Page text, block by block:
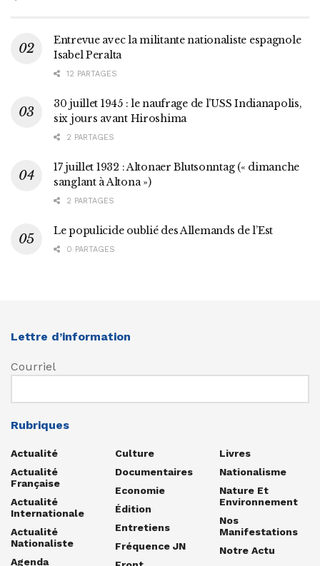
Entrevue avec la militante nationaliste espagnole
Isabel Peralta
12 PARTAGES
30 juillet 1945 : le naufrage de l’USS Indianapolis,
six jours avant Hiroshima
2 PARTAGES
17 juillet 1932 : Altonaer Blutsonntag (« dimanche
sanglant à Altona »)
2 PARTAGES
Le populicide oublié des Allemands de l’Est
0 PARTAGES
Lettre d’information
Courriel
Rubriques
Actualité
Actualité
Française
Actualité
Internationale
Actualité
Nationaliste
Agenda
Culture
Documentaires
Economie
Édition
Entretiens
Fréquence JN
Livres
Nationalisme
Nature Et
Environnement
Nos
Manifestations
Notre Actu